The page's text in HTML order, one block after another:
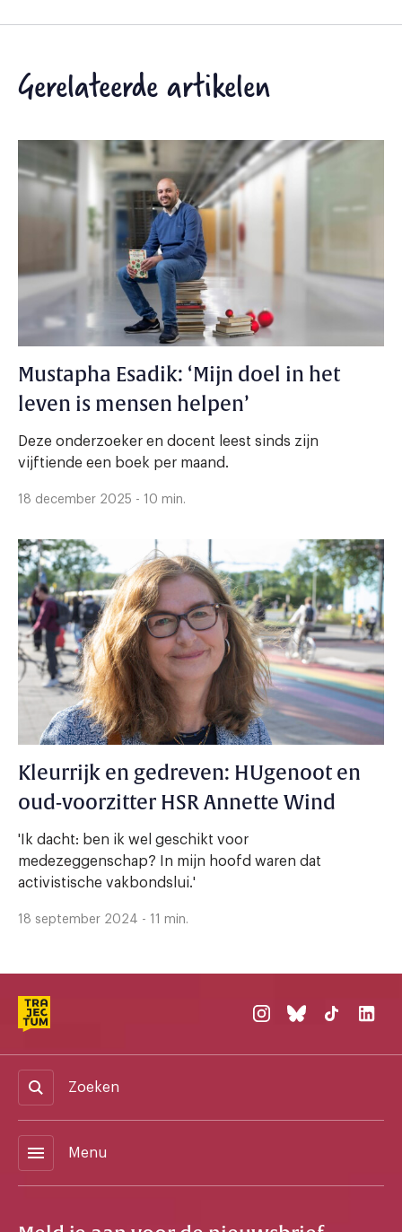
Gerelateerde artikelen
Mustapha Esadik: ‘Mijn doel in het
leven is mensen helpen’
Deze onderzoeker en docent leest sinds zijn
vijftiende een boek per maand.
18 december 2025 - 10 min.
Kleurrijk en gedreven: HUgenoot en
oud-voorzitter HSR Annette Wind
'Ik dacht: ben ik wel geschikt voor
medezeggenschap? In mijn hoofd waren dat
activistische vakbondslui.'
18 september 2024 - 11 min.
Zoeken
menu Menu